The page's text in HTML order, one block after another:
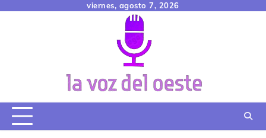
viernes, agosto 7, 2026